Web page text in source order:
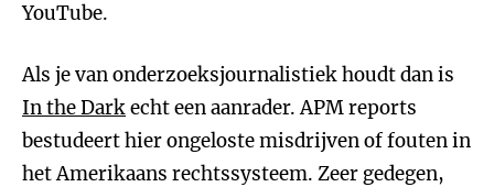
YouTube.
Als je van onderzoeksjournalistiek houdt dan is
In the Darkecht een aanrader. APM reports
bestudeert hier ongeloste misdrijven of fouten in
het Amerikaans rechtssysteem. Zeer gedegen,